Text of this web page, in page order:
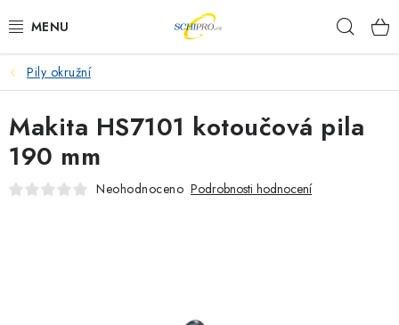
na
AKU NÁŘADÍ
ELEKTRICKÉ NÁŘADÍ
PŘÍSLUŠENSTVÍ
Pily okružní
Makita HS7101 kotoučová pila
190 mm
Neohodnoceno Podrobnosti hodnocení